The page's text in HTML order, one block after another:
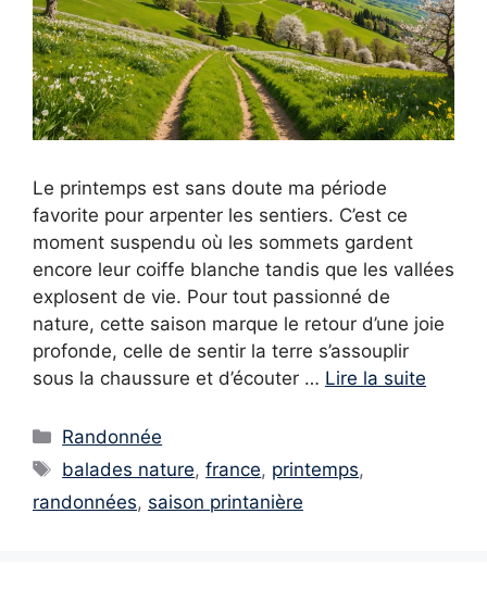
Le printemps est sans doute ma période
favorite pour arpenter les sentiers. C’est ce
moment suspendu où les sommets gardent
encore leur coiffe blanche tandis que les vallées
explosent de vie. Pour tout passionné de
nature, cette saison marque le retour d’une joie
profonde, celle de sentir la terre s’assouplir
sous la chaussure et d’écouter … Lire la suite
Catégories
Randonnée
Étiquettes
balades nature,france, printemps,
randonnées, saison printanière